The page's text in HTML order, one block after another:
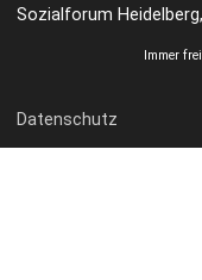
Sozialforum
Datenschutz
Immer